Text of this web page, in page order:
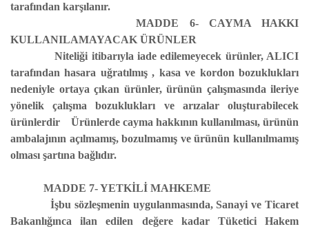
tarafından karşılanır.
MADDE 6- CAYMA HAKKI
KULLANILAMAYACAK ÜRÜNLER
Niteliği itibarıyla iade edilemeyecek ürünler, ALICI
tarafından hasara uğratılmış , kasa ve kordon bozuklukları
nedeniyle ortaya çıkan ürünler, ürünün çalışmasında ileriye
yönelik çalışma bozuklukları ve arızalar oluşturabilecek
ürünlerdir Ürünlerde cayma hakkının kullanılması, ürünün
ambalajının açılmamış, bozulmamış ve ürünün kullanılmamış
olması şartına bağlıdır.
MADDE 7- YETKİLİ MAHKEME
İşbu sözleşmenin uygulanmasında, Sanayi ve Ticaret
Bakanlığınca ilan edilen değere kadar Tüketici Hakem